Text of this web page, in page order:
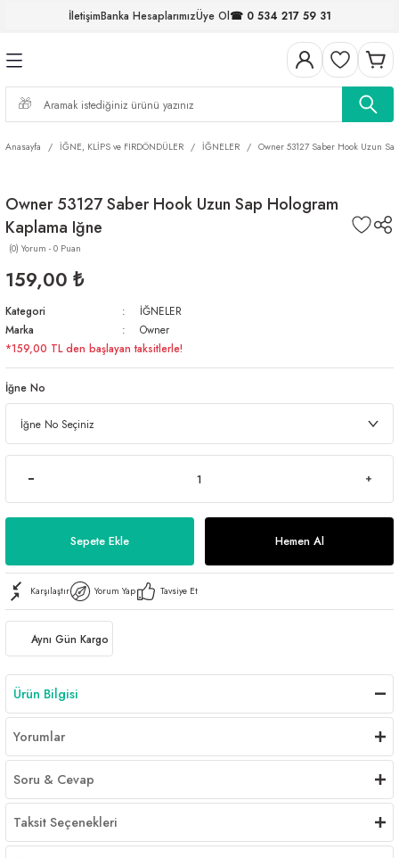
İletişimBanka HesaplarımızÜye Ol☎ 0 534 217 59 31
Geri Dön
Geri Dön
Geri Dön
MİSİNALAR
Geri Dön
FIRDÖNDÜLER
Geri Dön
Geri Dön
Geri Dön
Geri Dön
Anasayfa İĞNE, KLİPS ve FIRDÖNDÜLER İĞNELER Owner 53127 Saber Hook Uzun
Owner 53127 Saber Hook Uzun Sap Hologram
Kaplama Iğne
(0) Yorum - 0 Puan
159,00 ₺
Kategori
İĞNELER
Marka
Owner
*159,00 TL den başlayan taksitlerle!
İğne No
Sepete Ekle Hemen Al
Karşılaştır Yorum Yap Tavsiye Et
Aynı Gün Kargo
Ürün Bilgisi
Yorumlar
Soru & Cevap
Taksit Seçenekleri